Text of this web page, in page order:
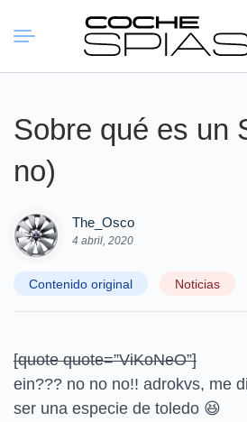
Buscar:
Sobre qué es un
no)
The_Osco
4 abril, 2020
Contenido original Noticias
[quote quote=”ViKoNeO”]
ein??? no no no!! adrokvs, me
ser una especie de toledo 😆